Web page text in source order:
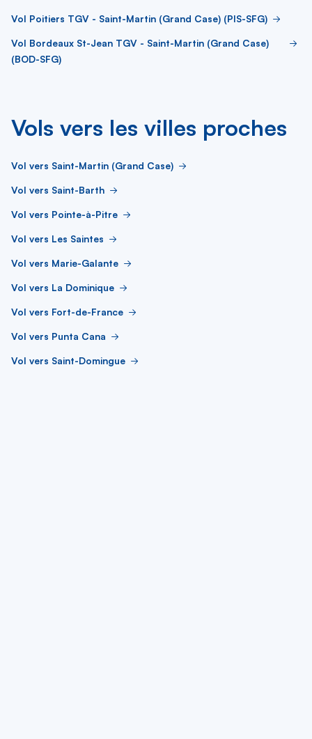
Vol Poitiers TGV - Saint-Martin (Grand Case) (PIS-SFG)
Vol Bordeaux St-Jean TGV - Saint-Martin (Grand Case)
(BOD-SFG)
Vols vers les villes proches
Vol vers Saint-Martin (Grand Case)
Vol vers Saint-Barth
Vol vers Pointe-à-Pitre
Vol vers Les Saintes
Vol vers Marie-Galante
Vol vers La Dominique
Vol vers Fort-de-France
Vol vers Punta Cana
Vol vers Saint-Domingue